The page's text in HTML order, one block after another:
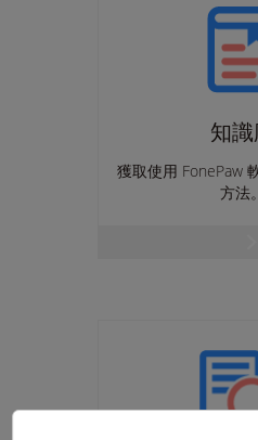
知
獲取使用 FonePaw
方法。